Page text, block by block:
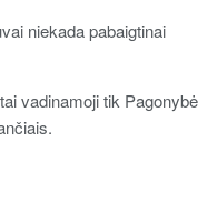
niekada pabaigtinai
vadinamoji tik Pagonybė